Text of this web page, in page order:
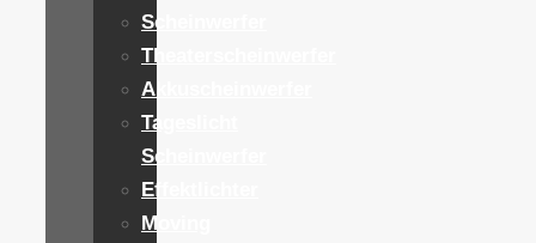
Scheinwerfer
Theaterscheinwerfer
Akkuscheinwerfer
Tageslicht
Scheinwerfer
Effektlichter
Moving